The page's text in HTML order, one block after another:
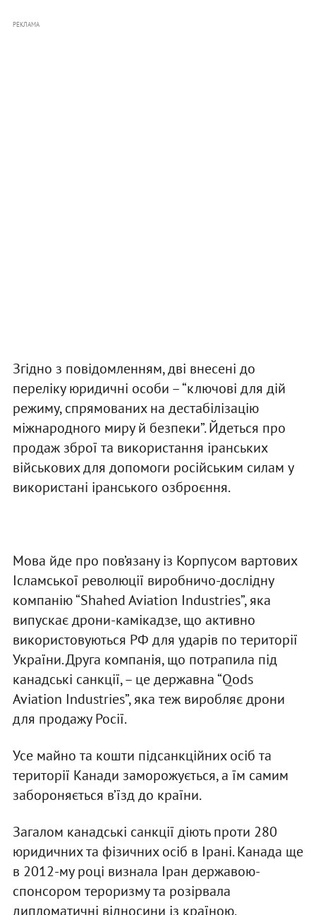
РЕКЛАМА
Згідно з повідомленням, дві внесені до
переліку юридичні особи – “ключові для дій
режиму, спрямованих на дестабілізацію
міжнародного миру й безпеки”. Йдеться про
продаж зброї та використання іранських
військових для допомоги російським силам у
використані іранського озброєння.
Мова йде про пов’язану із Корпусом вартових
Ісламської революції виробничо-дослідну
компанію “Shahed Aviation Industries”, яка
випускає дрони-камікадзе, що активно
використовуються РФ для ударів по території
України. Друга компанія, що потрапила під
канадські санкції, – це державна “Qods
Aviation Industries”, яка теж виробляє дрони
для продажу Росії.
Усе майно та кошти підсанкційних осіб та
території Канади заморожується, а їм самим
забороняється в’їзд до країни.
Загалом канадські санкції діють проти 280
юридичних та фізичних осіб в Ірані. Канада ще
в 2012-му році визнала Іран державою-
спонсором тероризму та розірвала
дипломатичні відносини із країною.